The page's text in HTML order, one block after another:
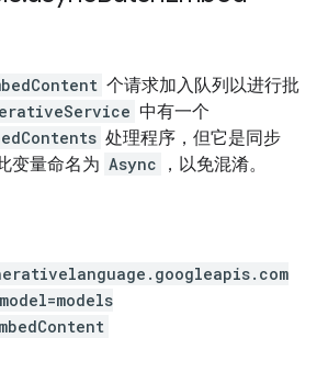
个请求加入队列以进行批
中有一个
处理程序，但它是同步
变量命名为 Async ，以免混淆。